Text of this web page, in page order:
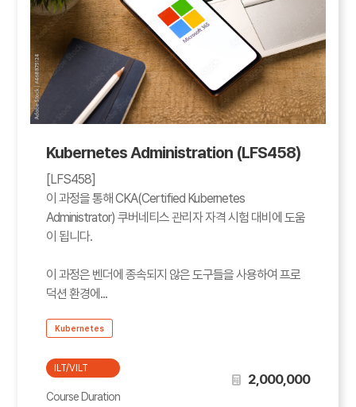
Kubernetes Administration (LFS458)
[LFS458]
이 과정을 통해 CKA(Certified Kubernetes
Administrator) 쿠버네티스 관리자 자격 시험 대비에 도움
이 됩니다.
이 과정은 벤더에 종속되지 않은 도구들을 사용하여 프로
덕션 환경에...
Kubernetes
ILT/VILT
Course Duration
2,000,000